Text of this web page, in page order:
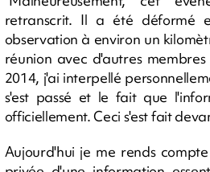
retranscrit. Il a été déformé
observation à environ un
réunion avec d'autres
2014, j'ai interpellé
s'est passé et le fait que
officiellement. Ceci s'est fait
Aujourd'hui je me rends